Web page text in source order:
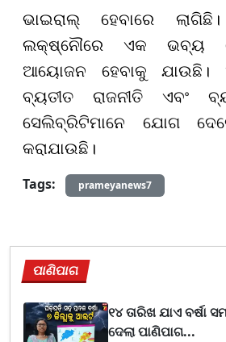
ଭାଇରାଲ୍ ହେବାରେ
ଲକ୍ଷ୍ନୌରେ ଏକ ଭବ୍ୟ
ଆୟୋଜନ ହେବାକୁ
ବ୍ୟତୀତ ରାଜନୀତି ଏବଂ
ସେଲିବ୍ରିଟିମାନେ ଯୋଗ
କରାଯାଉଛି।
Tags:
prameyanews7
ପାଣିପାଗ
୧୪ ତାରିଖ ଯାଏ ବର୍ଷା
ଦେଲା ପାଣିପାଗ...